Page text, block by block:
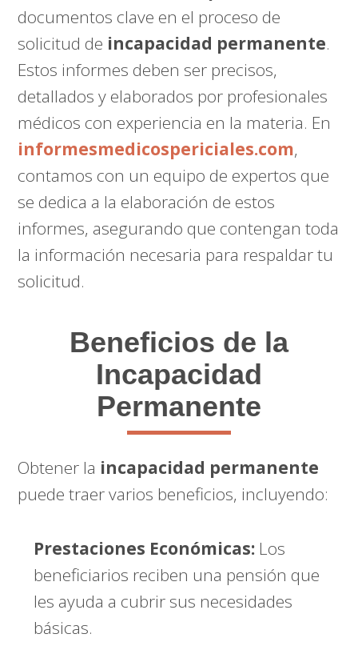
documentos clave en el proceso de
solicitud de incapacidad permanente.
Estos informes deben ser precisos,
detallados y elaborados por profesionales
médicos con experiencia en la materia. En
informesmedicospericiales.com,
contamos con un equipo de expertos que
se dedica a la elaboración de estos
informes, asegurando que contengan toda
la información necesaria para respaldar tu
solicitud.
Beneficios de la
Incapacidad
Permanente
Obtener la incapacidad permanente
puede traer varios beneficios, incluyendo:
Prestaciones Económicas: Los
beneficiarios reciben una pensión que
les ayuda a cubrir sus necesidades
básicas.